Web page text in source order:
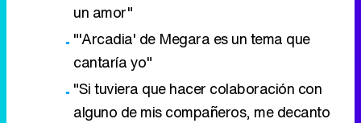
un amor"
"'Arcadia' de Megara es un tema que
cantaría yo"
"Si tuviera que hacer colaboración con
alguno de mis compañeros, me decanto